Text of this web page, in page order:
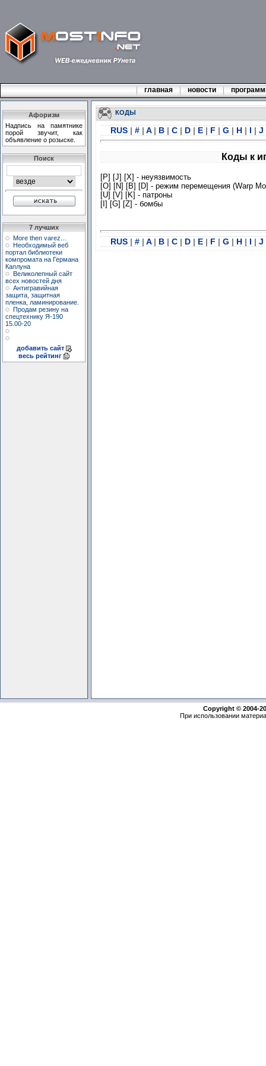
главная новости
Афоризм
Надпись на памятнике
порой звучит, как
объявление о розыске.
Поиск
7 лучших
More then varez...
Необходимый веб
портал библиотеки
компромата на Германа
Каплуна
Великолепный сайт
всех новостей дня
Антигравийная
защита, защитная
пленка, ламинирование.
Продам резину на
спецтехнику Я-190
15.00-20
добавить сайт
весь рейтинг
КОДЫ
RUS | # | A | B | C | D | E | F | G | H | I | J
Коды к
[P] [J] [X] - неуязвимость
[O] [N] [B] [D] - режим перемещения (Warp
[U] [V] [K] - патроны
[I] [G] [Z] - бомбы
RUS | # | A | B | C | D | E | F | G | H | I | J
Copyright © 2004-
При использовании